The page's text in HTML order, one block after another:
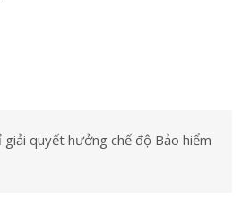
giải quyết hưởng chế độ Bảo hiểm